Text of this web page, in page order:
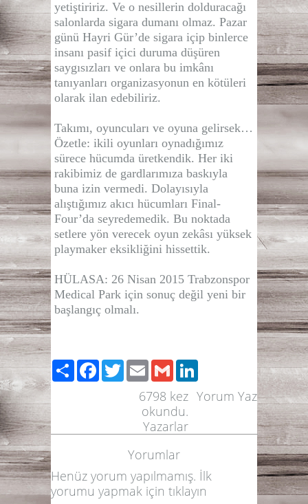
yetiştiririz. Ve o nesillerin dolduracağı
salonlarda sigara dumanı olmaz. Pazar
günü Hayri Gür’de sigara içip binlerce
insanı pasif içici duruma düşüren
saygısızları ve onlara bu imkânı
tanıyanları organizasyonun en kötüleri
olarak ilan edebiliriz.
Takımı, oyuncuları ve oyuna gelirsek…
Özetle: ikili oyunları oynadığımız
sürece hücumda üretkendik. Her iki
rakibimiz de gardlarımıza baskıyla
buna izin vermedi. Dolayısıyla
alıştığımız akıcı hücumları Final-
Four’da seyredemedik. Bu noktada
setlere yön verecek oyun zekâsı yüksek
playmaker eksikliğini hissettik.
HÜLASA: 26 Nisan 2015 Trabzonspor
Medical Park için sonuç değil yeni bir
başlangıç olmalı.
PaylaşFacebook
TwitterEmailGmail
Yorum Yaz
6798 kez
okundu.
Yazarlar
Yorumlar
Henüz yorum yapılmamış. İlk
yorumu yapmak için tıklayın